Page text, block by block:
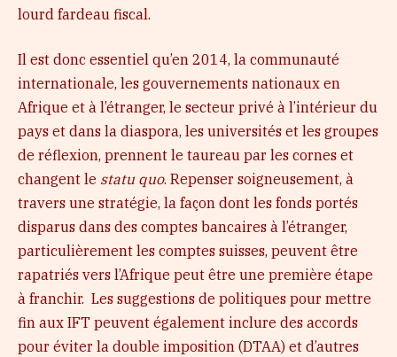
lourd fardeau fiscal.
Il est donc essentiel qu’en 2014, la communauté
internationale, les gouvernements nationaux en
Afrique et à l’étranger, le secteur privé à l’intérieur du
pays et dans la diaspora, les universités et les groupes
de réflexion, prennent le taureau par les cornes et
changent le statu quo. Repenser soigneusement, à
travers une stratégie, la façon dont les fonds portés
disparus dans des comptes bancaires à l’étranger,
particulièrement les comptes suisses, peuvent être
rapatriés vers l’Afrique peut être une première étape
à franchir. Les suggestions de politiques pour mettre
fin aux IFT peuvent également inclure des accords
pour éviter la double imposition (DTAA) et d’autres